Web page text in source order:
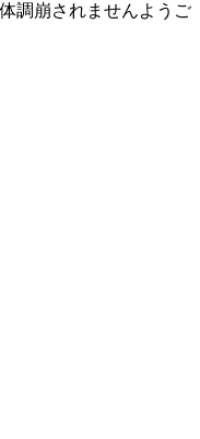
調崩されませんようご